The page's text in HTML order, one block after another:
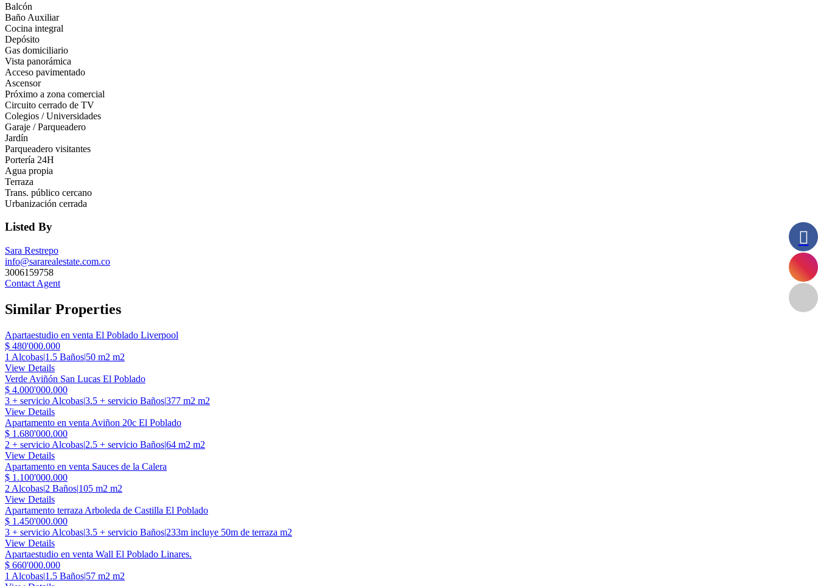
Balcón
Baño Auxiliar
Cocina integral
Depósito
Gas domiciliario
Vista panorámica
Acceso pavimentado
Ascensor
Próximo a zona comercial
Circuito cerrado de TV
Colegios / Universidades
Garaje / Parqueadero
Jardín
Parqueadero visitantes
Portería 24H
Agua propia
Terraza
Trans. público cercano
Urbanización cerrada
Listed By
Sara Restrepo
info@sararealestate.com.co
3006159758
Contact Agent
Similar Properties
Apartaestudio en venta El Poblado Liverpool
$ 480'000.000
1 Alcobas|1.5 Baños|50 m2 m2
View Details
Verde Aviñón San Lucas El Poblado
$ 4.000'000.000
3 + servicio Alcobas|3.5 + servicio Baños|377 m2 m2
View Details
Apartamento en venta Aviñon 20c El Poblado
$ 1.680'000.000
2 + servicio Alcobas|2.5 + servicio Baños|64 m2 m2
View Details
Apartamento en venta Sauces de la Calera
$ 1.100'000.000
2 Alcobas|2 Baños|105 m2 m2
View Details
Apartamento terraza Arboleda de Castilla El Poblado
$ 1.450'000.000
3 + servicio Alcobas|3.5 + servicio Baños|233m incluye 50m de terraza m2
View Details
Apartaestudio en venta Wall El Poblado Linares.
$ 660'000.000
1 Alcobas|1.5 Baños|57 m2 m2